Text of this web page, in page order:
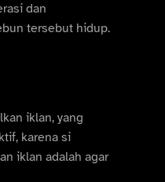
dan
tersebut hidup.
iklan, yang
karena si
iklan adalah agar